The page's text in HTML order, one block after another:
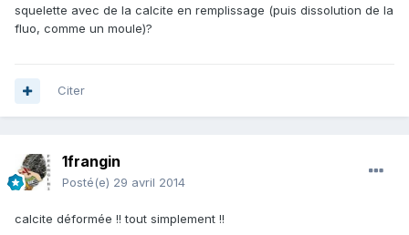
squelette avec de la calcite en remplissage (puis dissolution de la
fluo, comme un moule)?
Citer
1frangin
Posté(e) 29 avril 2014
calcite déformée !! tout simplement !!